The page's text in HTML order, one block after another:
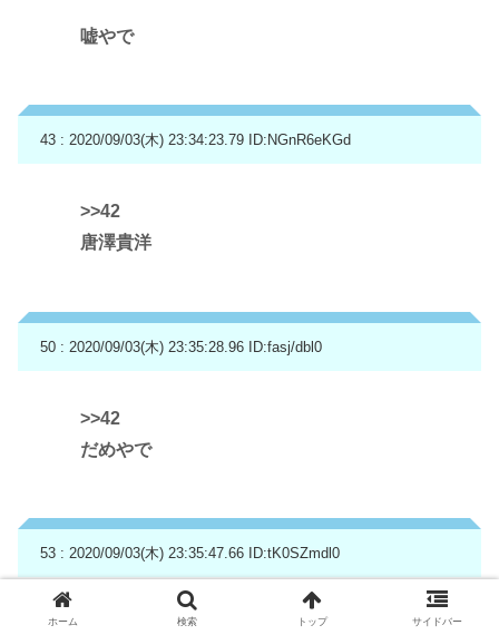
嘘やで
43 : 2020/09/03(木) 23:34:23.79 ID:NGnR6eKGd
>>42
唐澤貴洋
50 : 2020/09/03(木) 23:35:28.96 ID:fasj/dbl0
>>42
だめやで
53 : 2020/09/03(木) 23:35:47.66 ID:tK0SZmdl0
ホーム 検索 トップ サイドバー